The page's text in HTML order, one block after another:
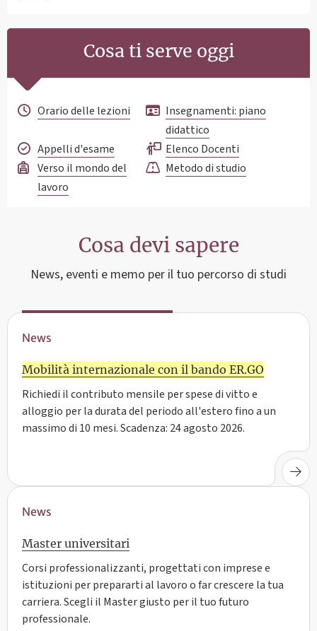
Cosa ti serve oggi
Orario delle lezioni
Insegnamenti: piano
didattico
Appelli d'esame
Elenco Docenti
Verso il mondo del
lavoro
Metodo di studio
Cosa devi sapere
News, eventi e memo per il tuo percorso di studi
News
Mobilità internazionale con il bando ER.GO
Richiedi il contributo mensile per spese di vitto e
alloggio per la durata del periodo all'estero fino a un
massimo di 10 mesi. Scadenza: 24 agosto 2026.
News
Master universitari
Corsi professionalizzanti, progettati con imprese e
istituzioni per prepararti al lavoro o far crescere la tua
carriera. Scegli il Master giusto per il tuo futuro
professionale.